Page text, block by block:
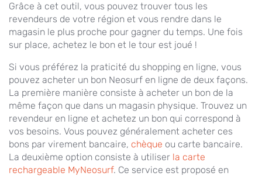
Grâce à cet outil, vous pouvez trouver tous les
revendeurs de votre région et vous rendre dans le
magasin le plus proche pour gagner du temps. Une fois
sur place, achetez le bon et le tour est joué !
Si vous préférez la praticité du shopping en ligne, vous
pouvez acheter un bon Neosurf en ligne de deux façons.
La première manière consiste à acheter un bon de la
même façon que dans un magasin physique. Trouvez un
revendeur en ligne et achetez un bon qui correspond à
vos besoins. Vous pouvez généralement acheter ces
bons par virement bancaire, chèque ou carte bancaire.
La deuxième option consiste à utiliser la carte
rechargeable MyNeosurf. Ce service est proposé en